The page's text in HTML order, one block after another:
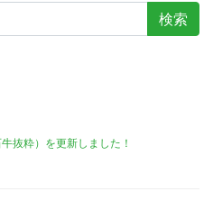
抜粋）を更新しました！